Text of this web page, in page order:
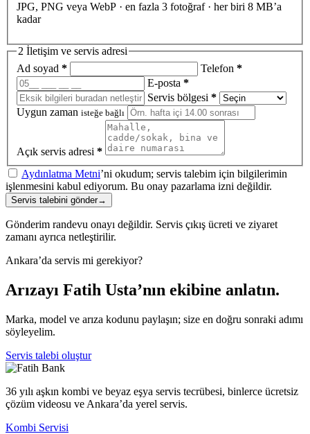
JPG, PNG veya WebP · en fazla 3 fotoğraf · her biri 8 MB’a
kadar
2 İletişim ve servis adresi
Ad soyad * Telefon *
E-posta *
Servis bölgesi *
Uygun zaman isteğe bağlı
Açık servis adresi *
Aydınlatma Metni’ni okudum; servis talebim için bilgilerimin
işlenmesini kabul ediyorum. Bu onay pazarlama izni değildir.
Servis talebini gönder→
Gönderim randevu onayı değildir. Servis çıkış ücreti ve ziyaret
zamanı ayrıca netleştirilir.
Ankara’da servis mi gerekiyor?
Arızayı Fatih Usta’nın ekibine anlatın.
Marka, model ve arıza kodunu paylaşın; size en doğru sonraki adımı
söyleyelim.
Servis talebi oluştur
36 yılı aşkın kombi ve beyaz eşya servis tecrübesi, binlerce ücretsiz
çözüm videosu ve Ankara’da yerel servis.
Kombi Servisi